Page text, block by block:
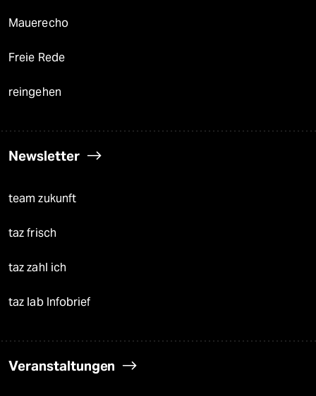
Mauerecho
Freie Rede
reingehen
Newsletter
team zukunft
taz frisch
taz zahl ich
taz lab Infobrief
Veranstaltungen